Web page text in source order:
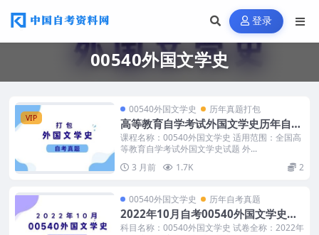
登录
00540外国文学史
VIP
00540外国文学史 历年真题打包
高等教育自学考试外国文学史历年自考
真题含答案
课程名称：00540外国文学史 适用范围：全国高
等教育自学考试外国文学史试题 外...
3 月前
1.7K 2
00540外国文学史 历年自考真题
2022年10月自考00540外国文学史真
题
科目名称：00540外国文学史 试卷全称：2022年